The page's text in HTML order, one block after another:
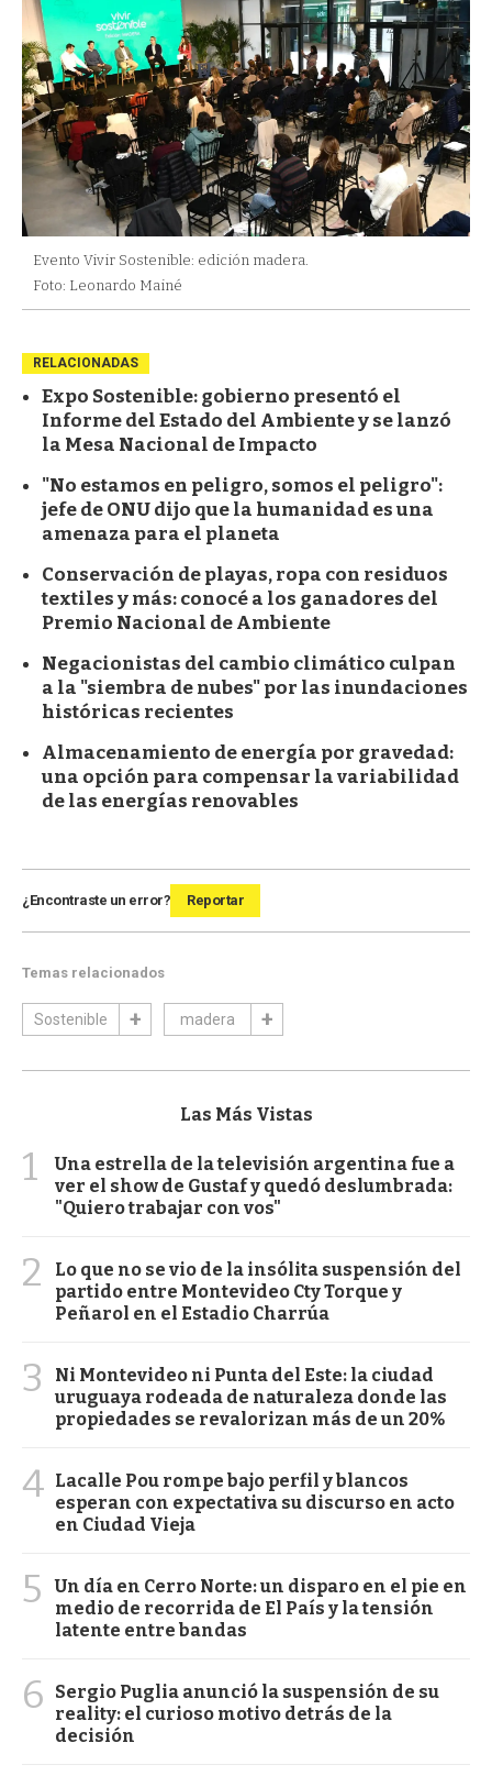
Evento Vivir Sostenible: edición madera.
Foto: Leonardo Mainé
RELACIONADAS
Expo Sostenible: gobierno presentó el
Informe del Estado del Ambiente y se lanzó
la Mesa Nacional de Impacto
"No estamos en peligro, somos el peligro":
jefe de ONU dijo que la humanidad es una
amenaza para el planeta
Conservación de playas, ropa con residuos
textiles y más: conocé a los ganadores del
Premio Nacional de Ambiente
Negacionistas del cambio climático culpan
a la "siembra de nubes" por las inundaciones
históricas recientes
Almacenamiento de energía por gravedad:
una opción para compensar la variabilidad
de las energías renovables
¿Encontraste un error? Reportar
Temas relacionados
Sostenible madera
Las Más Vistas
1
Una estrella de la televisión argentina fue a
ver el show de Gustaf y quedó deslumbrada:
"Quiero trabajar con vos"
2
Lo que no se vio de la insólita suspensión del
partido entre Montevideo Cty Torque y
Peñarol en el Estadio Charrúa
3
Ni Montevideo ni Punta del Este: la ciudad
uruguaya rodeada de naturaleza donde las
propiedades se revalorizan más de un 20%
4 Lacalle Pou rompe bajo perfil y blancos
esperan con expectativa su discurso en acto
en Ciudad Vieja
5
Un día en Cerro Norte: un disparo en el pie en
medio de recorrida de El País y la tensión
latente entre bandas
6
Sergio Puglia anunció la suspensión de su
reality: el curioso motivo detrás de la
decisión